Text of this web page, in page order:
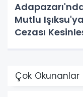
Mutlu
Cezası
Çok Okunanlar